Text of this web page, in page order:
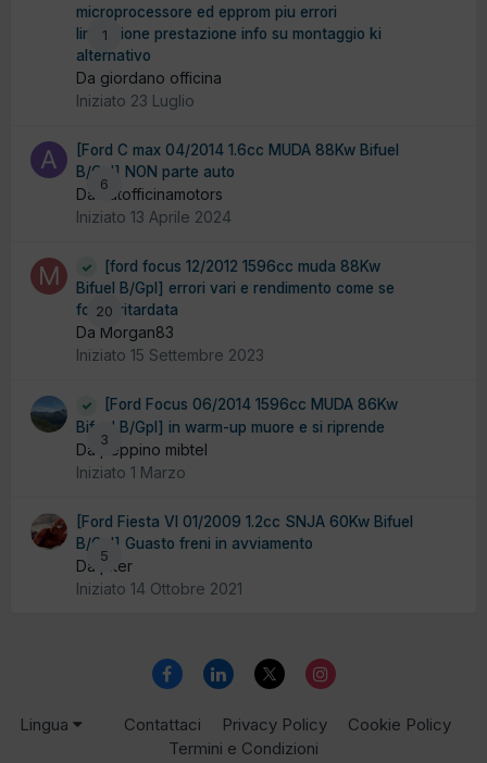
1
microprocessore ed epprom piu errori
limitazione prestazione info su montaggio ki
alternativo
Da giordano officina
Iniziato 23 Luglio
6
[Ford C max 04/2014 1.6cc MUDA 88Kw Bifuel
B/Gpl] NON parte auto
Da autofficinamotors
Iniziato 13 Aprile 2024
20
[ford focus 12/2012 1596cc muda 88Kw
Bifuel B/Gpl] errori vari e rendimento come se
fosse ritardata
Da Morgan83
Iniziato 15 Settembre 2023
3
[Ford Focus 06/2014 1596cc MUDA 86Kw
Bifuel B/Gpl] in warm-up muore e si riprende
Da peppino mibtel
Iniziato 1 Marzo
5
[Ford Fiesta VI 01/2009 1.2cc SNJA 60Kw Bifuel
B/Gpl] Guasto freni in avviamento
Da piter
Iniziato 14 Ottobre 2021
Lingua Contattaci Privacy Policy
Cookie Policy
Termini e Condizioni